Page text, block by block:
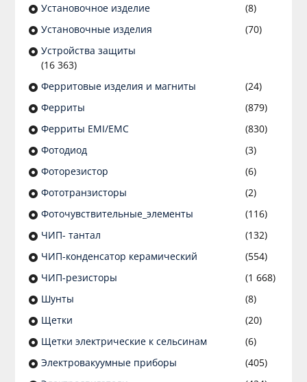
Установочное изделие
(8)
Установочные изделия
(70)
Устройства защиты
(16 363)
Ферритовые изделия и магниты
(24)
Ферриты
(879)
Ферриты EMI/EMC
(830)
Фотодиод
(3)
Фоторезистор
(6)
Фототранзисторы
(2)
Фоточувствительные_элементы
(116)
ЧИП- тантал
(132)
ЧИП-конденсатор керамический
(554)
ЧИП-резисторы
(1 668)
Шунты
(8)
Щетки
(20)
Щетки электрические к сельсинам
(6)
Электровакуумные приборы
(405)